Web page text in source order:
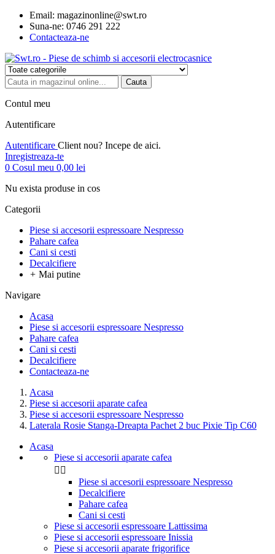
Email: magazinonline@swt.ro
Suna-ne: 0746 291 222
Contacteaza-ne
Cauta
Contul meu
Autentificare
Autentificare Client nou? Incepe de aici.
Inregistreaza-te
0 Cosul meu 0,00 lei
Nu exista produse in cos
Categorii
Piese si accesorii espressoare Nespresso
Pahare cafea
Cani si cesti
Decalcifiere
+ Mai putine
Navigare
Acasa
Piese si accesorii espressoare Nespresso
Pahare cafea
Cani si cesti
Decalcifiere
Contacteaza-ne
Acasa
Piese si accesorii aparate cafea
Piese si accesorii espressoare Nespresso
Laterala Rosie Stanga-Dreapta Pachet 2 buc Pixie Tip C60
Acasa
Piese si accesorii aparate cafea
 
Piese si accesorii espressoare Nespresso
Decalcifiere
Pahare cafea
Cani si cesti
Piese si accesorii espressoare Lattissima
Piese si accesorii espressoare Inissia
Piese si accesorii aparate frigorifice